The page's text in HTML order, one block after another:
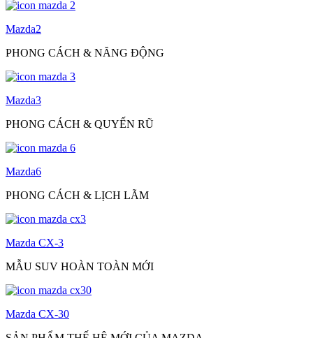
Mazda2
PHONG CÁCH & NĂNG ĐỘNG
Mazda3
PHONG CÁCH & QUYẾN RŨ
Mazda6
PHONG CÁCH & LỊCH LÃM
Mazda CX-3
MẪU SUV HOÀN TOÀN MỚI
Mazda CX-30